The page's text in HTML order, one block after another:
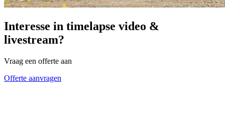
Interesse in timelapse video &
livestream?
Vraag een offerte aan
Offerte aanvragen